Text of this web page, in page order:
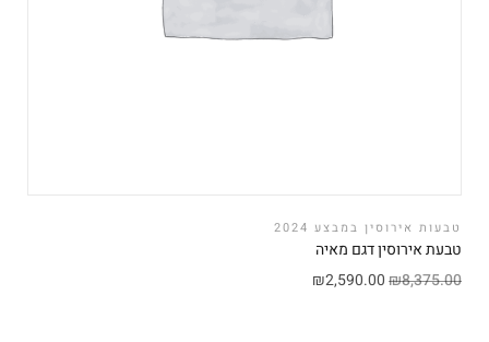
טבעות אירוסין במבצע 2024
טבעת אירוסין דגם מאיה
₪8,375.00
₪2,590.00